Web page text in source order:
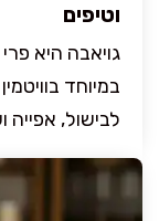
וטיפים
גויאבה היא
לבישול,